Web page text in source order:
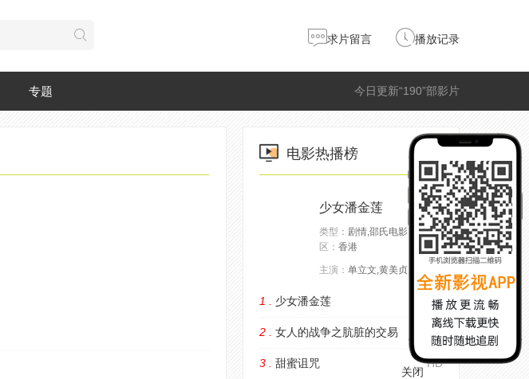
求片留言 播放记录
今日更新“190”部影片
专题
电影热播榜
少女潘金莲
类型： 剧情,邵氏电影，
地
区： 香港
主演： 单立文,黄美贞,金仁
HD
1 . 少女潘金莲
HD
2 . 女人的战争之肮脏的交易
HD
3 . 甜蜜诅咒
关闭